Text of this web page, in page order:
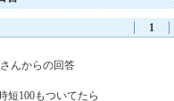
1
さんからの回答
短100もついてたら